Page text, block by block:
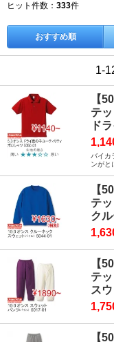
ヒット件数： 333件
おすすめ順
1-
【
テ
ド
バイカ
ンがと
【
テ
ク
【
テ
ス
【